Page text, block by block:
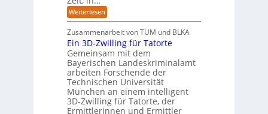
i
s
c
h
e
n
R
o
u
t
e
u
b
e
r
e
D
a
t
e
n
K
I
-
r
t
S
i
n
k
e
n
d
e
s
C
Weiterlesen:
E
n
z
w
e
i
t
e
s
L
e
Zusammenarbeit von TUM und BLKA
Ein 3D-Zwilling für Tatorte
Gemeinsam mit dem
Bayerischen Landeskriminalamt
arbeiten Forschende der
Technischen Universität
München an einem intelligent
3D-Zwilling für Tatorte, der
Ermittlerinnen und Ermittler